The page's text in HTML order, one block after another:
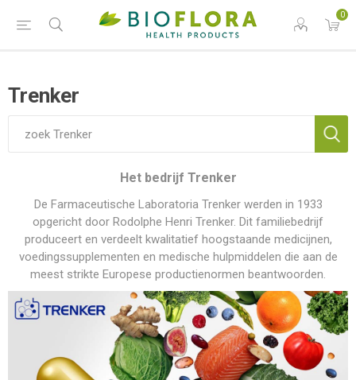
0
Trenker
Het bedrijf Trenker
De Farmaceutische Laboratoria Trenker werden in 1933
opgericht door Rodolphe Henri Trenker. Dit familiebedrijf
produceert en verdeelt kwalitatief hoogstaande medicijnen,
voedingssupplementen en medische hulpmiddelen die aan de
meest strikte Europese productienormen beantwoorden.